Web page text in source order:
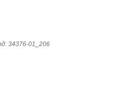
34376-01_206